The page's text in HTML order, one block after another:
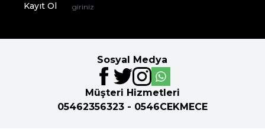
Kayıt Ol
Sosyal Medya
Müşteri Hizmetleri
05462356323 - 0546CEKMECE